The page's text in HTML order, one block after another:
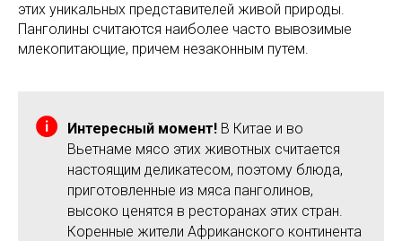
этих уникальных представителей живой природы.
Панголины считаются наиболее часто вывозимые
млекопитающие, причем незаконным путем.
Интересный момент! В Китае и во
Вьетнаме мясо этих животных считается
настоящим деликатесом, поэтому блюда,
приготовленные из мяса панголинов,
высоко ценятся в ресторанах этих стран.
Коренные жители Африканского континента